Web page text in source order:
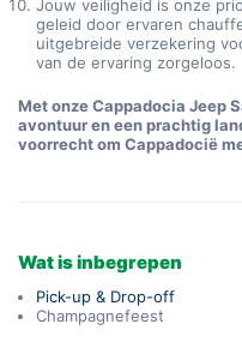
Jouw veiligheid is onze
geleid door ervaren
uitgebreide verzekering
van de ervaring zorgeloos.
Met onze Cappadocia Jeep
avontuur en een prachtig
voorrecht om Cappadocië
Wat is inbegrepen
Pick-up & Drop-off
Champagnefeest